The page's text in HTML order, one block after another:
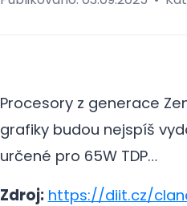
Procesory z generace
grafiky budou nejspíš
určené pro 65W TDP…
Zdroj: https://diit.cz/